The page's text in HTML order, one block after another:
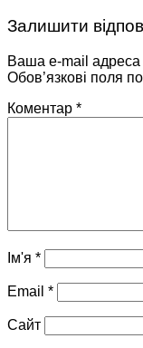
Залишити
Ваша e-mail
Обов’язкові поля
Коментар *
Ім'я *
Email *
Сайт